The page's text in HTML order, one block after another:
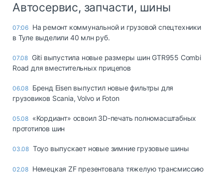
Автосервис, запчасти, шины
07:06 На ремонт коммунальной и грузовой спецтехники
в Туле выделили 40 млн руб.
07.08 Giti выпустила новые размеры шин GTR955 Combi
Road для вместительных прицепов
06.08 Бренд Eisen выпустил новые фильтры для
грузовиков Scania, Volvo и Foton
05.08 «Кордиант» освоил 3D-печать полномасштабных
прототипов шин
03.08 Toyo выпускает новые зимние грузовые шины
02.08 Немецкая ZF презентовала тяжелую трансмиссию